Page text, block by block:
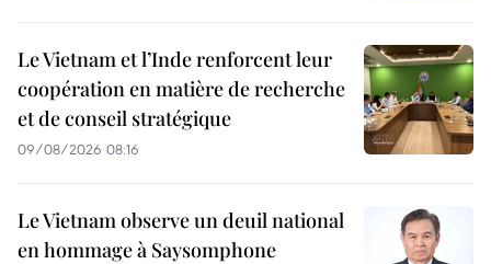
Le Vietnam et l’Inde renforcent leur
coopération en matière de recherche
et de conseil stratégique
09/08/2026 08:16
Le Vietnam observe un deuil national
en hommage à Saysomphone